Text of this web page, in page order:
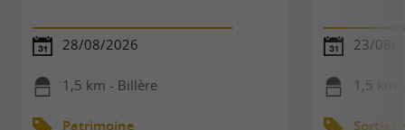
28/08/2026
1,5 km - Billère
Patrimoine
23/08/
1,5 km
Sorties